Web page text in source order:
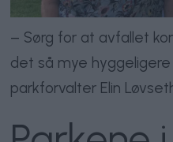
– Sørg for at avfallet
det så mye
parkforvalter Elin